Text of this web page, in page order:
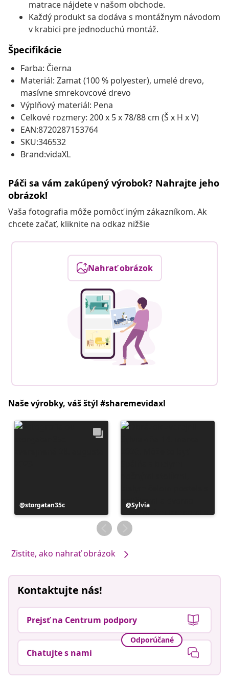
matrace nájdete v našom obchode.
Každý produkt sa dodáva s montážnym návodom
v krabici pre jednoduchú montáž.
Špecifikácie
Farba: Čierna
Materiál: Zamat (100 % polyester), umelé drevo,
masívne smrekovcové drevo
Výplňový materiál: Pena
Celkové rozmery: 200 x 5 x 78/88 cm (Š x H x V)
EAN:8720287153764
SKU:346532
Brand:vidaXL
Páči sa vám zakúpený výrobok? Nahrajte jeho
obrázok!
Vaša fotografia môže pomôcť iným zákazníkom. Ak
chcete začať, kliknite na odkaz nižšie
Nahrať obrázok
Naše výrobky, váš štýl #sharemevidaxl
Príspevok
zverejnil
storgatan35c
Príspevok
zverejnil
Sylvia
Zistite, ako nahrať obrázok
Kontaktujte nás!
Prejsť na Centrum podpory
Odporúčané
Chatujte s nami